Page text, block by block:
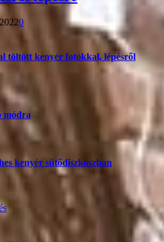
0
töltött kenyér fotókkal, lépésről
módra
kenyér sütődiszkoszban